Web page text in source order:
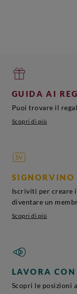
GUIDA AI
Puoi trovare il
Scopri di più
SIGNORVINO
Iscriviti per creare
diventare un
Scopri di più
LAVORA CON
Scopri le posizioni